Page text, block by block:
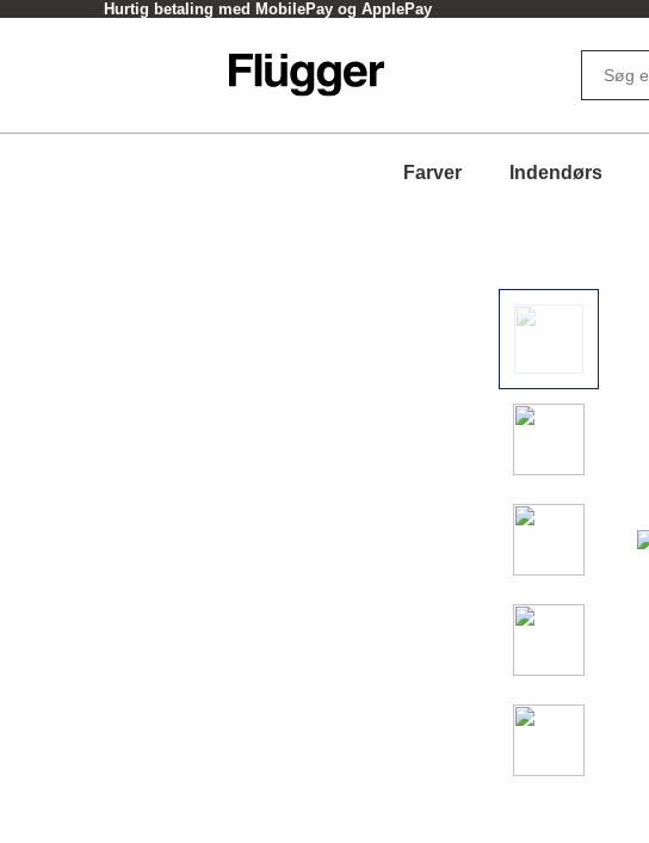
Hurtig betaling med MobilePay og ApplePay
Farver Indendørs